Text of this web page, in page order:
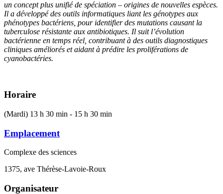
un concept plus unifié de spéciation – origines de nouvelles espèces.
Il a développé des outils informatiques liant les génotypes aux
phénotypes bactériens, pour identifier des mutations causant la
tuberculose résistante aux antibiotiques. Il suit l’évolution
bactérienne en temps réel, contribuant à des outils diagnostiques
cliniques améliorés et aidant à prédire les proliférations de
cyanobactéries.
Horaire
(Mardi) 13 h 30 min - 15 h 30 min
Emplacement
Complexe des sciences
1375, ave Thérèse-Lavoie-Roux
Organisateur